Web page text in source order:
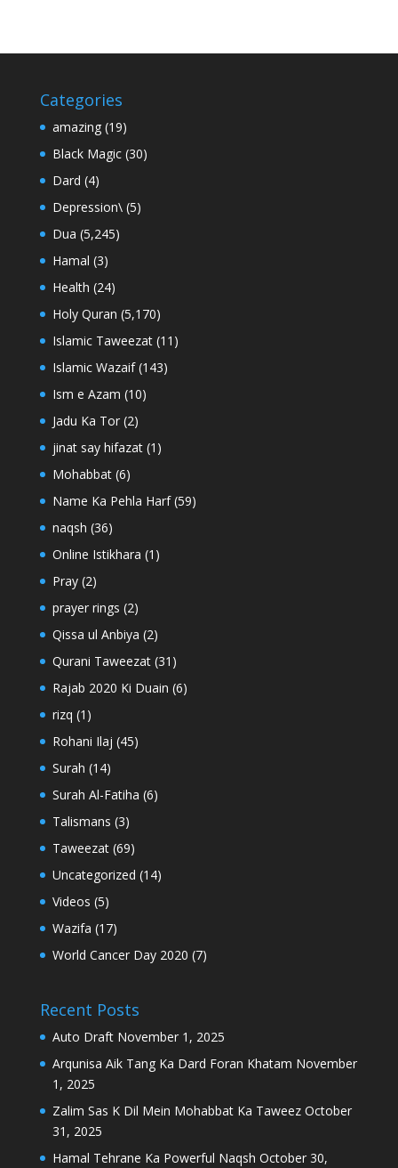
Categories
amazing(19)
Black Magic(30)
Dard (4)
Depression\(5)
Dua (5,245)
Hamal (3)
Health (24)
Holy Quran (5,170)
Islamic Taweezat(11)
Islamic Wazaif(143)
Ism e Azam (10)
Jadu Ka Tor(2)
jinat say hifazat(1)
Mohabbat(6)
Name Ka Pehla Harf(59)
naqsh (36)
Online Istikhara (1)
Pray(2)
prayer rings (2)
Qissa ul Anbiya (2)
Qurani Taweezat(31)
Rajab 2020 Ki Duain (6)
rizq (1)
Rohani Ilaj (45)
Surah (14)
Surah Al-Fatiha (6)
Talismans (3)
Taweezat(69)
Uncategorized (14)
Videos (5)
Wazifa (17)
World Cancer Day 2020 (7)
Recent Posts
Auto Draft November 1, 2025
Arqunisa Aik Tang Ka Dard Foran Khatam November
1, 2025
Zalim Sas K Dil Mein Mohabbat Ka Taweez October
31, 2025
Hamal Tehrane Ka Powerful Naqsh October 30,